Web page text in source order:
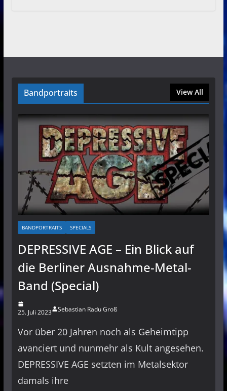
Bandportraits View All
BANDPORTRAITS SPECIALS
DEPRESSIVE AGE – Ein Blick auf
die Berliner Ausnahme-Metal-
Band (Special)
25. Juli 2023 Sebastian Radu Groß
Vor über 20 Jahren noch als Geheimtipp
avanciert und nunmehr als Kult angesehen.
DEPRESSIVE AGE setzten im Metalsektor
damals ihre